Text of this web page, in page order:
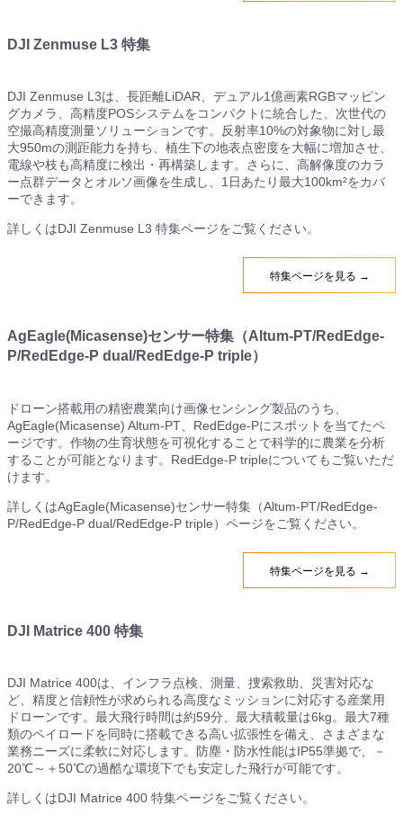
DJI Zenmuse L3 特集
DJI Zenmuse L3は、長距離LiDAR、デュアル1億画素RGBマッピン
グカメラ、高精度POSシステムをコンパクトに統合した、次世代の
空撮高精度測量ソリューションです。反射率10%の対象物に対し最
大950mの測距能力を持ち、植生下の地表点密度を大幅に増加させ、
電線や枝も高精度に検出・再構築します。さらに、高解像度のカラ
ー点群データとオルソ画像を生成し、1日あたり最大100km²をカバ
ーできます。
詳しくはDJI Zenmuse L3 特集ページをご覧ください。
特集ページを見る →
AgEagle(Micasense)センサー特集（Altum-PT/RedEdge-
P/RedEdge-P dual/RedEdge-P triple）
ドローン搭載用の精密農業向け画像センシング製品のうち、
AgEagle(Micasense) Altum-PT、RedEdge-Pにスポットを当てたペ
ージです。作物の生育状態を可視化することで科学的に農業を分析
することが可能となります。RedEdge-P tripleについてもご覧いただ
けます。
詳しくはAgEagle(Micasense)センサー特集（Altum-PT/RedEdge-
P/RedEdge-P dual/RedEdge-P triple）ページをご覧ください。
特集ページを見る →
DJI Matrice 400 特集
DJI Matrice 400は、インフラ点検、測量、捜索救助、災害対応な
ど、精度と信頼性が求められる高度なミッションに対応する産業用
ドローンです。最大飛行時間は約59分、最大積載量は6kg。最大7種
類のペイロードを同時に搭載できる高い拡張性を備え、さまざまな
業務ニーズに柔軟に対応します。防塵・防水性能はIP55準拠で、－
20℃～＋50℃の過酷な環境下でも安定した飛行が可能です。
詳しくはDJI Matrice 400 特集ページをご覧ください。